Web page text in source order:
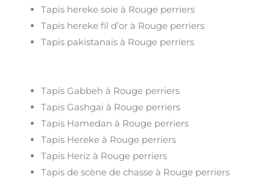
Tapis hereke soie à Rouge perriers
Tapis hereke fil d’or à Rouge perriers
Tapis pakistanais à Rouge perriers
Tapis Gabbeh à Rouge perriers
Tapis Gashgai à Rouge perriers
Tapis Hamedan à Rouge perriers
Tapis Hereke à Rouge perriers
Tapis Heriz à Rouge perriers
Tapis de scène de chasse à Rouge perriers